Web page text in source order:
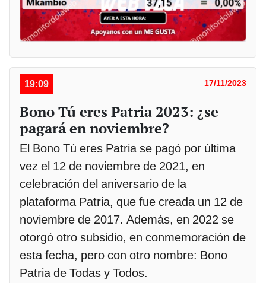
19:09 17/11/2023
Bono Tú eres Patria 2023: ¿se
pagará en noviembre?
El Bono Tú eres Patria se pagó por última
vez el 12 de noviembre de 2021, en
celebración del aniversario de la
plataforma Patria, que fue creada un 12 de
noviembre de 2017. Además, en 2022 se
otorgó otro subsidio, en conmemoración de
esta fecha, pero con otro nombre: Bono
Patria de Todas y Todos.